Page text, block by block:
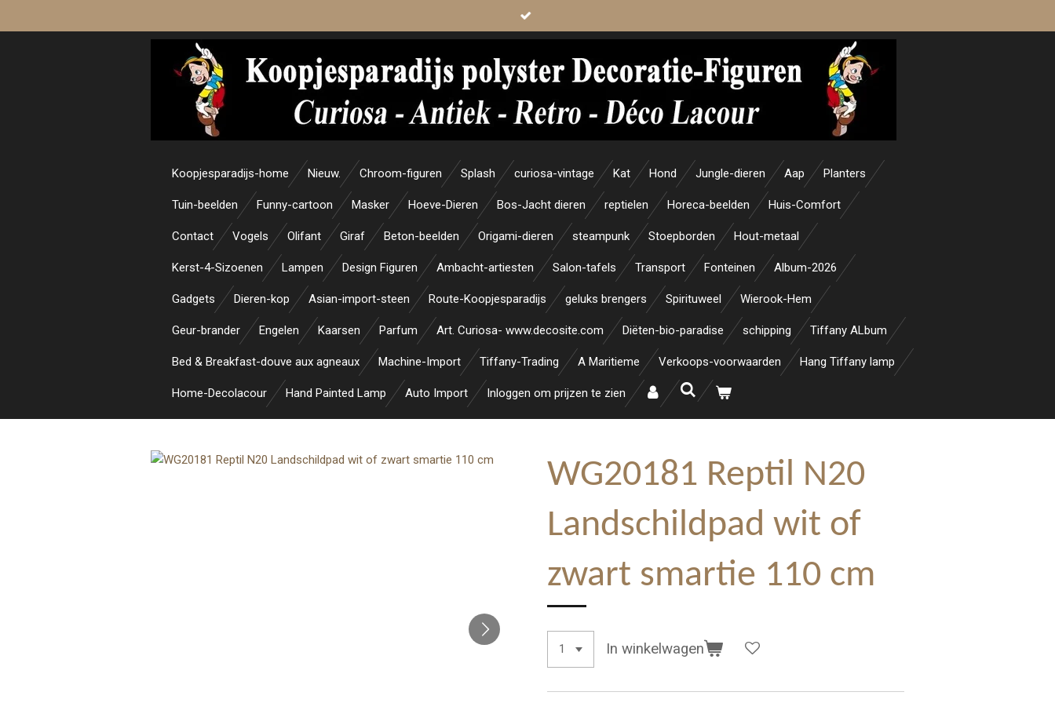
Koopjesparadijs-home Nieuw. Chroom-figuren Splash curiosa-vintage Kat Hond Jungle-dieren Aap Planters
Tuin-beelden Funny-cartoon Masker Hoeve-Dieren Bos-Jacht dieren reptielen Horeca-beelden Huis-Comfort
Contact Vogels Olifant Giraf Beton-beelden Origami-dieren steampunk Stoepborden Hout-metaal
Kerst-4-Sizoenen Lampen Design Figuren Ambacht-artiesten Salon-tafels Transport Fonteinen Album-2026
Gadgets Dieren-kop Asian-import-steen Route-Koopjesparadijs geluks brengers Spirituweel Wierook-Hem
Geur-brander Engelen Kaarsen Parfum Art. Curiosa- www.decosite.com Diëten-bio-paradise schipping Tiffany ALbum
Bed & Breakfast-douve aux agneaux Machine-Import Tiffany-Trading A Maritieme Verkoops-voorwaarden Hang Tiffany lamp
Home-Decolacour Hand Painted Lamp Auto Import Inloggen om prijzen te zien
WG20181 Reptil N20
Landschildpad wit of
zwart smartie 110 cm
In winkelwagen